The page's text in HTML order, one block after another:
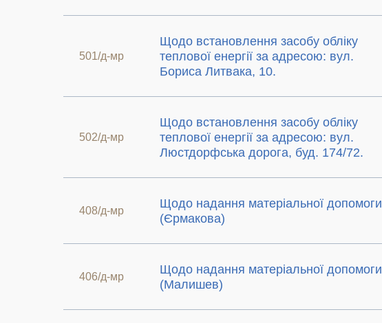
501/д-мр
Щодо встановлення засобу обліку
теплової енергії за адресою: вул.
Бориса Литвака, 10.
502/д-мр
Щодо встановлення засобу обліку
теплової енергії за адресою: вул.
Люстдорфська дорога, буд. 174/72.
408/д-мр
Щодо надання матеріальної допомоги
(Єрмакова)
406/д-мр
Щодо надання матеріальної допомоги
(Малишев)